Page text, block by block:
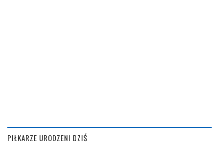
PIŁKARZE URODZENI DZIŚ